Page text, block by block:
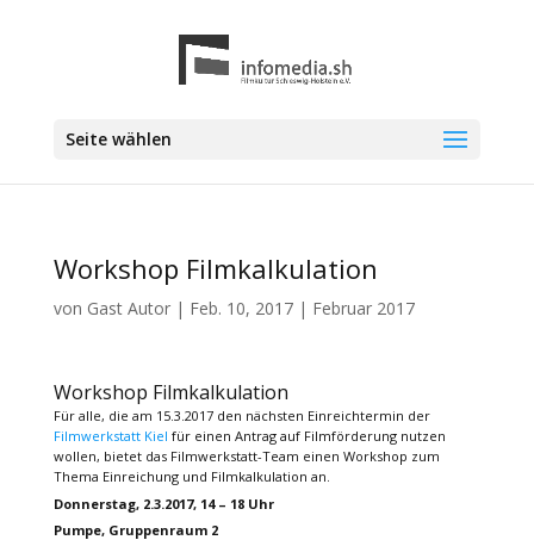
Seite wählen
Workshop Filmkalkulation
von Gast Autor| Feb. 10, 2017| Februar 2017
Workshop Filmkalkulation
Für alle, die am 15.3.2017 den nächsten Einreichtermin der
Filmwerkstatt Kiel für einen Antrag auf Filmförderung nutzen
wollen, bietet das Filmwerkstatt-Team einen Workshop zum
Thema Einreichung und Filmkalkulation an.
Donnerstag, 2.3.2017, 14 – 18 Uhr
Pumpe, Gruppenraum 2